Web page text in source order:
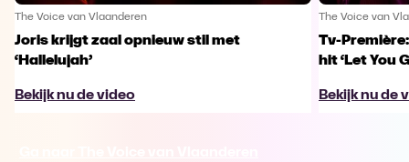
The Voice van Vlaanderen
Joris krijgt zaal opnieuw stil met
‘Hallelujah’
Bekijk nu de video
The Voice van
Tv-
hit ‘Let You
Bekijk nu de